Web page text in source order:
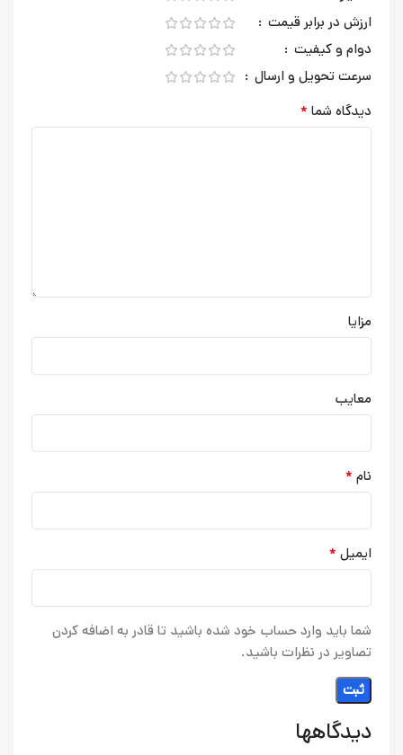
دیدگاهها
ارزش در برابر قیمت
دوام و کیفیت
سرعت تحویل و ارسال
دیدگاه شما *
مزایا
معایب
نام *
ایمیل *
شما باید وارد حساب خود شده باشید تا قادر به اضافه کردن
تصاویر در نظرات باشید.